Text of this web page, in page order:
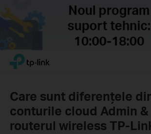
Click
navigation
TP-Link, Reliably Smart
Care sunt diferențele
conturile cloud Admin &
routerul wireless TP-